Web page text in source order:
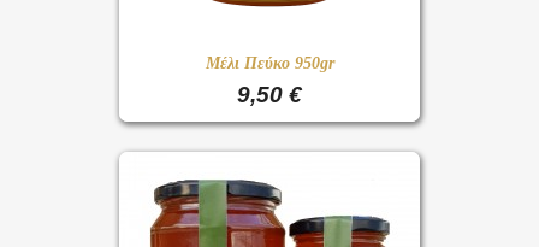
Μέλι Πεύκο 950gr
9,50 €